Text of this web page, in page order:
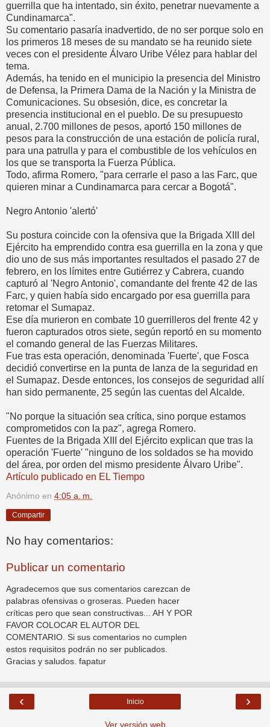
guerrilla que ha intentado, sin éxito, penetrar nuevamente a
Cundinamarca".
Su comentario pasaría inadvertido, de no ser porque solo en
los primeros 18 meses de su mandato se ha reunido siete
veces con el presidente Álvaro Uribe Vélez para hablar del
tema.
Además, ha tenido en el municipio la presencia del Ministro
de Defensa, la Primera Dama de la Nación y la Ministra de
Comunicaciones. Su obsesión, dice, es concretar la
presencia institucional en el pueblo. De su presupuesto
anual, 2.700 millones de pesos, aportó 150 millones de
pesos para la construcción de una estación de policía rural,
para una patrulla y para el combustible de los vehículos en
los que se transporta la Fuerza Pública.
Todo, afirma Romero, "para cerrarle el paso a las Farc, que
quieren minar a Cundinamarca para cercar a Bogotá".
Negro Antonio 'alertó'
Su postura coincide con la ofensiva que la Brigada XIII del
Ejército ha emprendido contra esa guerrilla en la zona y que
dio uno de sus más importantes resultados el pasado 27 de
febrero, en los límites entre Gutiérrez y Cabrera, cuando
capturó al 'Negro Antonio', comandante del frente 42 de las
Farc, y quien había sido encargado por esa guerrilla para
retomar el Sumapaz.
Ese día murieron en combate 10 guerrilleros del frente 42 y
fueron capturados otros siete, según reportó en su momento
el comando general de las Fuerzas Militares.
Fue tras esta operación, denominada 'Fuerte', que Fosca
decidió convertirse en la punta de lanza de la seguridad en
el Sumapaz. Desde entonces, los consejos de seguridad allí
han sido permanente, 25 según las cuentas del Alcalde.
"No porque la situación sea crítica, sino porque estamos
comprometidos con la paz", agrega Romero.
Fuentes de la Brigada XIII del Ejército explican que tras la
operación 'Fuerte' "ninguno de los soldados se ha movido
del área, por orden del mismo presidente Álvaro Uribe".
Artículo publicado en EL Tiempo
Anónimo en 4:05 a. m.
Compartir
No hay comentarios:
Publicar un comentario
Agradecemos que sus comentarios carezcan de
palabras ofensivas o groseras. Pueden hacer
críticas pero que sean constructivas... AH Y POR
FAVOR COLOCAR EL AUTOR DEL
COMENTARIO. Si sus comentarios no cumplen
estos requisitos podrán no ser publicados.
Gracias y saludos. fapatur
‹ ›
Inicio
Ver versión web